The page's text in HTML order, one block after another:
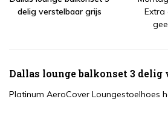
delig verstelbaar grijs
Extra
Dallas lounge balkonset 3 delig
Platinum AeroCover Loungestoelhoes